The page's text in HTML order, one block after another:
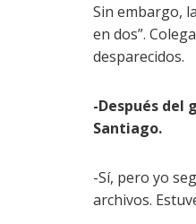
Sin embargo,
en dos”.
desparecidos.
-Después del
Santiago.
-Sí, pero yo
archivos.